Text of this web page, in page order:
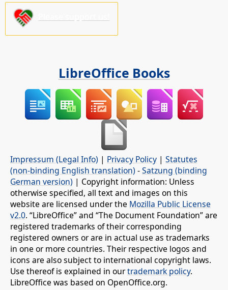
LibreOffice Books
Impressum (Legal Info) | Privacy Policy | Statutes
(non-binding English translation) -Satzung (binding
German version) | Copyright information: Unless
otherwise specified, all text and images on this
website are licensed under the Mozilla Public License
v2.0. “LibreOffice” and “The Document Foundation” are
registered trademarks of their corresponding
registered owners or are in actual use as trademarks
in one or more countries. Their respective logos and
icons are also subject to international copyright laws.
Use thereof is explained in ourtrademark policy.
LibreOffice was based on OpenOffice.org.